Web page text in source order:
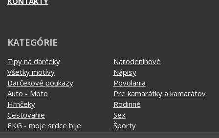
KATEGÓRIE
Všetky motívy
Darčekové poukazy
Auto - Moto
Hrnčeky
Cestovanie
EKG - moje srdce bije
Evolúcia
Film a Seriál
Geek
Hobby
Pre kamarátky a kamarátov
Rodinné
Sex
Športy
Školské
Tehotenské tričká
Vianoce a Veľká noc
Vojenské